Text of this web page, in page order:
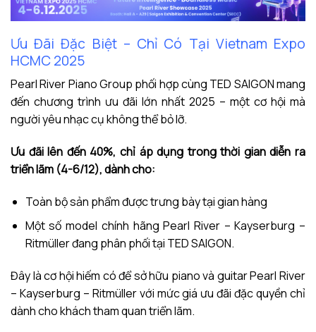
Ưu Đãi Đặc Biệt – Chỉ Có Tại Vietnam Expo
HCMC 2025
Pearl River Piano Group phối hợp cùng TED SAIGON mang
đến chương trình ưu đãi lớn nhất 2025 – một cơ hội mà
người yêu nhạc cụ không thể bỏ lỡ.
Ưu đãi lên đến 40%, chỉ áp dụng trong thời gian diễn ra
triển lãm (4-6/12), dành cho:
Toàn bộ sản phẩm được trưng bày tại gian hàng
Một số model chính hãng Pearl River – Kayserburg –
Ritmüller đang phân phối tại TED SAIGON.
Đây là cơ hội hiếm có để sở hữu piano và guitar Pearl River
– Kayserburg – Ritmüller với mức giá ưu đãi đặc quyền chỉ
dành cho khách tham quan triển lãm.